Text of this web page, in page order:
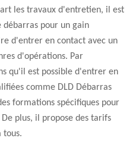
les travaux d'entretien, il est
débarras pour un gain
d'entrer en contact avec un
d'opérations. Par
qu'il est possible d'entrer en
comme DLD Débarras
formations spécifiques pour
plus, il propose des tarifs
tous.